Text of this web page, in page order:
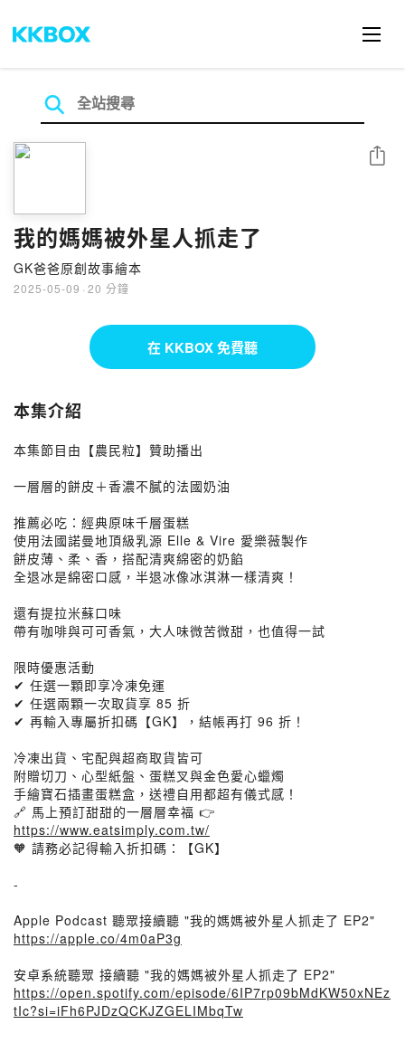
我的媽媽被外星人抓走了
GK爸爸原創故事繪本
2025-05-09 · 20 分鐘
分享
在 KKBOX 免費聽
本集介紹
本集節目由【農民粒】贊助播出
一層層的餅皮＋香濃不膩的法國奶油
推薦必吃：經典原味千層蛋糕
使用法國諾曼地頂級乳源 Elle & Vire 愛樂薇製作
餅皮薄、柔、香，搭配清爽綿密的奶餡
全退冰是綿密口感，半退冰像冰淇淋一樣清爽！
還有提拉米蘇口味
帶有咖啡與可可香氣，大人味微苦微甜，也值得一試
限時優惠活動
✔ 任選一顆即享冷凍免運
✔ 任選兩顆一次取貨享 85 折
✔ 再輸入專屬折扣碼【GK】，結帳再打 96 折！
冷凍出貨、宅配與超商取貨皆可
附贈切刀、心型紙盤、蛋糕叉與金色愛心蠟燭
手繪寶石插畫蛋糕盒，送禮自用都超有儀式感！
🔗 馬上預訂甜甜的一層層幸福 👉
https://www.eatsimply.com.tw/
🧡 請務必記得輸入折扣碼：【GK】
-
Apple Podcast 聽眾接續聽 "我的媽媽被外星人抓走了 EP2"
https://apple.co/4m0aP3g
安卓系統聽眾 接續聽 "我的媽媽被外星人抓走了 EP2"
https://open.spotify.com/episode/6IP7rp09bMdKW50xNEz
tIc?si=iFh6PJDzQCKJZGELIMbqTw